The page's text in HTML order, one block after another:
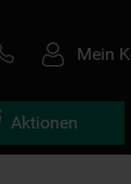
Mein
Aktionen